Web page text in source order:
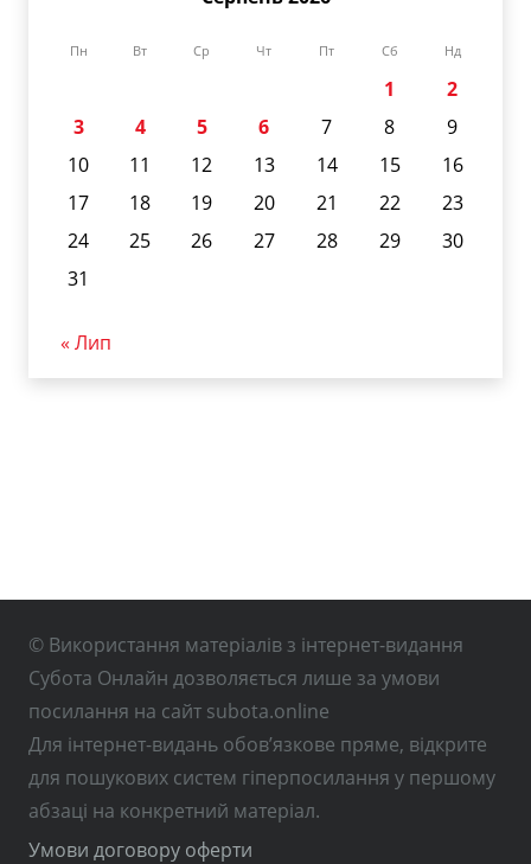
Пн Вт Ср Чт Пт Сб Нд
1
2
3
4 5 6 7 8
9
10
11 12 13 14 15
16
17
18 19 20 21 22
23
24
25 26 27 28 29
30
31
« Лип
© Використання матеріалів з інтернет-видання
Субота Онлайн дозволяється лише за умови
посилання на сайт subota.online
Для інтернет-видань обов’язкове пряме, відкрите
для пошукових систем гіперпосилання у першому
абзаці на конкретний матеріал.
Умови договору оферти